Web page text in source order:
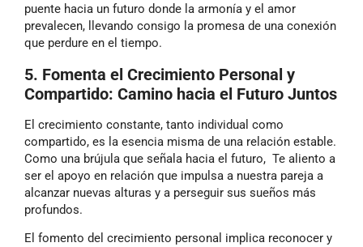
puente hacia un futuro donde la armonía y el amor
prevalecen, llevando consigo la promesa de una conexión
que perdure en el tiempo.
5. Fomenta el Crecimiento Personal y
Compartido: Camino hacia el Futuro Juntos
El crecimiento constante, tanto individual como
compartido, es la esencia misma de una relación estable.
Como una brújula que señala hacia el futuro, Te aliento a
ser el apoyo en relación que impulsa a nuestra pareja a
alcanzar nuevas alturas y a perseguir sus sueños más
profundos.
El fomento del crecimiento personal implica reconocer y